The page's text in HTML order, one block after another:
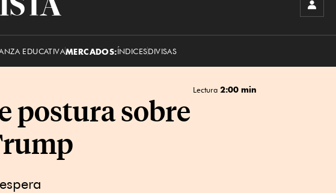
EDUCATIVAMERCADOS:ÍNDICESDIVISAS
Lectura 2:00 min
postura sobre